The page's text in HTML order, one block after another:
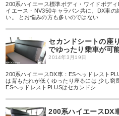
200系ハイエース標準ボディ・ワイドボデ
イエース・NV350キャラバン共に、DX車
い。 とお悩みの方も多いのではない
セカンドシートの座
でゆったり乗車が可
2014年3月19日
200系ハイエースDX車：ESヘッドレスト
は背もたれが低くゆったり座るには 少し窮
ESヘッドレストPLUSはセカンドシ
200系ハイエースDX